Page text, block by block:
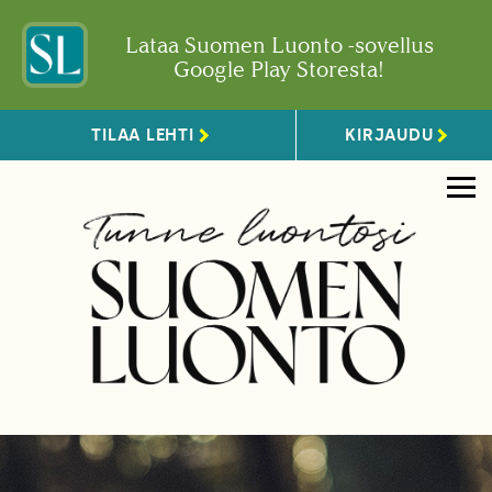
Lataa Suomen Luonto -sovellus
Google Play Storesta!
TILAA LEHTI KIRJAUDU